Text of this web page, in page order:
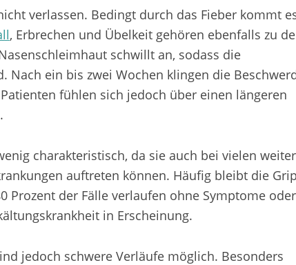
verlassen. Bedingt durch das Fieber kommt
, Erbrechen und Übelkeit gehören ebenfalls zu
schwillt an, sodass die
Nach ein bis zwei Wochen klingen die
fühlen sich jedoch über einen längeren
charakteristisch, da sie auch bei vielen
auftreten können. Häufig bleibt die
Prozent der Fälle verlaufen ohne Symptome oder
in Erscheinung.
jedoch schwere Verläufe möglich. Besonders